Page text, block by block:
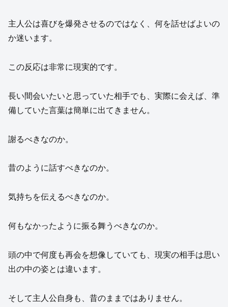
主人公は喜びを爆発させるのではなく、何を話せばよいの
か迷います。
この反応は非常に現実的です。
長い間会いたいと思っていた相手でも、実際に会えば、準
備していた言葉は簡単に出てきません。
謝るべきなのか。
昔のように話すべきなのか。
気持ちを伝えるべきなのか。
何もなかったように振る舞うべきなのか。
頭の中で何度も再会を想像していても、現実の相手は思い
出の中の姿とは違います。
そして主人公自身も、昔のままではありません。